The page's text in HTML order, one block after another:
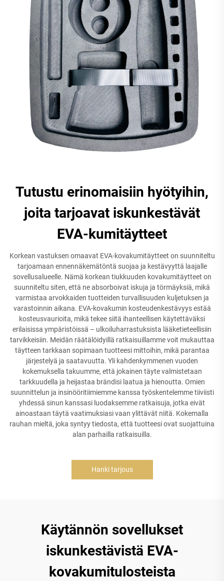
Tutustu erinomaisiin hyötyihin,
joita tarjoavat iskunkestävät
EVA-kumitäytteet
Korkean vastuksen omaavat EVA-kovakumitäytteet on suunniteltu
tarjoamaan ennennäkemätöntä suojaa ja kestävyyttä laajalle
sovellusalueelle. Nämä korkean tiukkuuden kovakumitäytteet on
suunniteltu siten, että ne absorboivat iskuja ja törmäyksiä, mikä
varmistaa arvokkaiden tuotteiden turvallisuuden kuljetuksen ja
varastoinnin aikana. EVA-kovakumin kosteudenkestävyys estää
kosteusvaurioita, mikä tekee siitä ihanteellisen käytettäväksi
erilaisissa ympäristöissä – ulkoiluharrastuksista lääketieteellisiin
tarvikkeisiin. Meidän räätälöidyillä ratkaisuillamme voit mukauttaa
täytteen tarkkaan sopimaan tuotteesi mittoihin, mikä parantaa
järjestelyä ja saatavuutta. Yli kahdenkymmenen vuoden
kokemuksella takuumme, että jokainen täyte valmistetaan
tarkkuudella ja heijastaa brändisi laatua ja hienoutta. Omien
suunnittelun ja insinööritiimiemme kanssa työskentelemme tiiviisti
yhdessä sinun kanssasi luodaksemme ratkaisuja, jotka eivät
ainoastaan täytä vaatimuksiasi vaan ylittävät niitä. Kokemalla
rauhan mieltä, joka syntyy tiedosta, että tuotteesi ovat suojattuina
alan parhailla ratkaisuilla.
Hanki tarjous
Käytännön sovellukset
iskunkestävistä EVA-
kovakumitulosteista